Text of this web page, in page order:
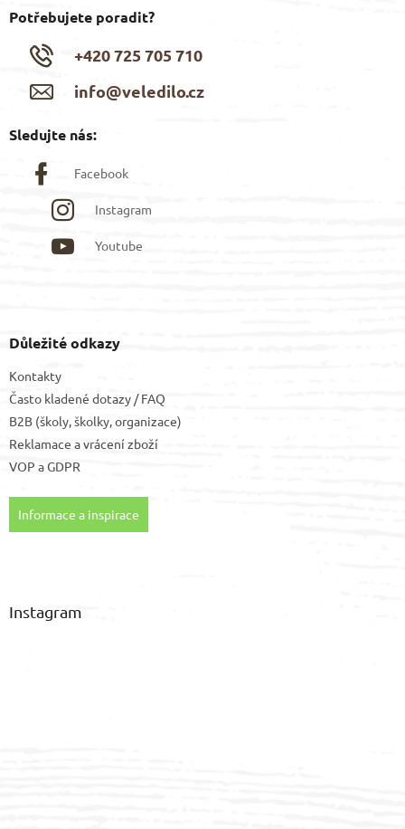
Potřebujete poradit?
+420 725 705 710
info@veledilo.cz
Sledujte nás:
Facebook
Instagram
Youtube
Důležité odkazy
Kontakty
Často kladené dotazy / FAQ
B2B (školy, školky, organizace)
Reklamace a vrácení zboží
VOP aGDPR
Informace a inspirace
Instagram